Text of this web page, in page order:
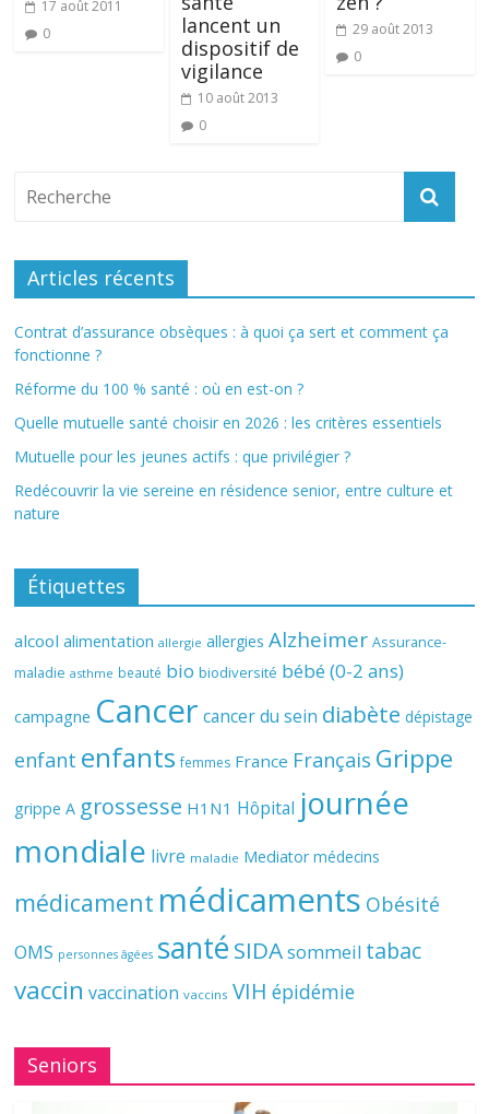
17 août 2011
0
lancent un
dispositif de
vigilance
10 août 2013
0
29 août 2013
0
Articles récents
Contrat d’assurance obsèques : à quoi ça sert et comment ça
fonctionne ?
Réforme du 100 % santé : où en est-on ?
Quelle mutuelle santé choisir en 2026 : les critères essentiels
Mutuelle pour les jeunes actifs : que privilégier ?
Redécouvrir la vie sereine en résidence senior, entre culture et
nature
Étiquettes
alcool alimentation allergie allergies Alzheimer Assurance-
maladie asthme beauté bio biodiversité bébé (0-2 ans)
campagne Cancer cancer du sein diabète dépistage
enfant enfants femmes France Français Grippe
grippe A grossesse H1N1 Hôpital journée
mondiale livre maladie Mediator médecins
médicament médicaments Obésité
OMS personnes âgées santé SIDAsommeil tabac
vaccin vaccination vaccins VIH épidémie
Seniors